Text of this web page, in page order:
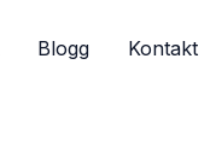
Blogg Kontakt